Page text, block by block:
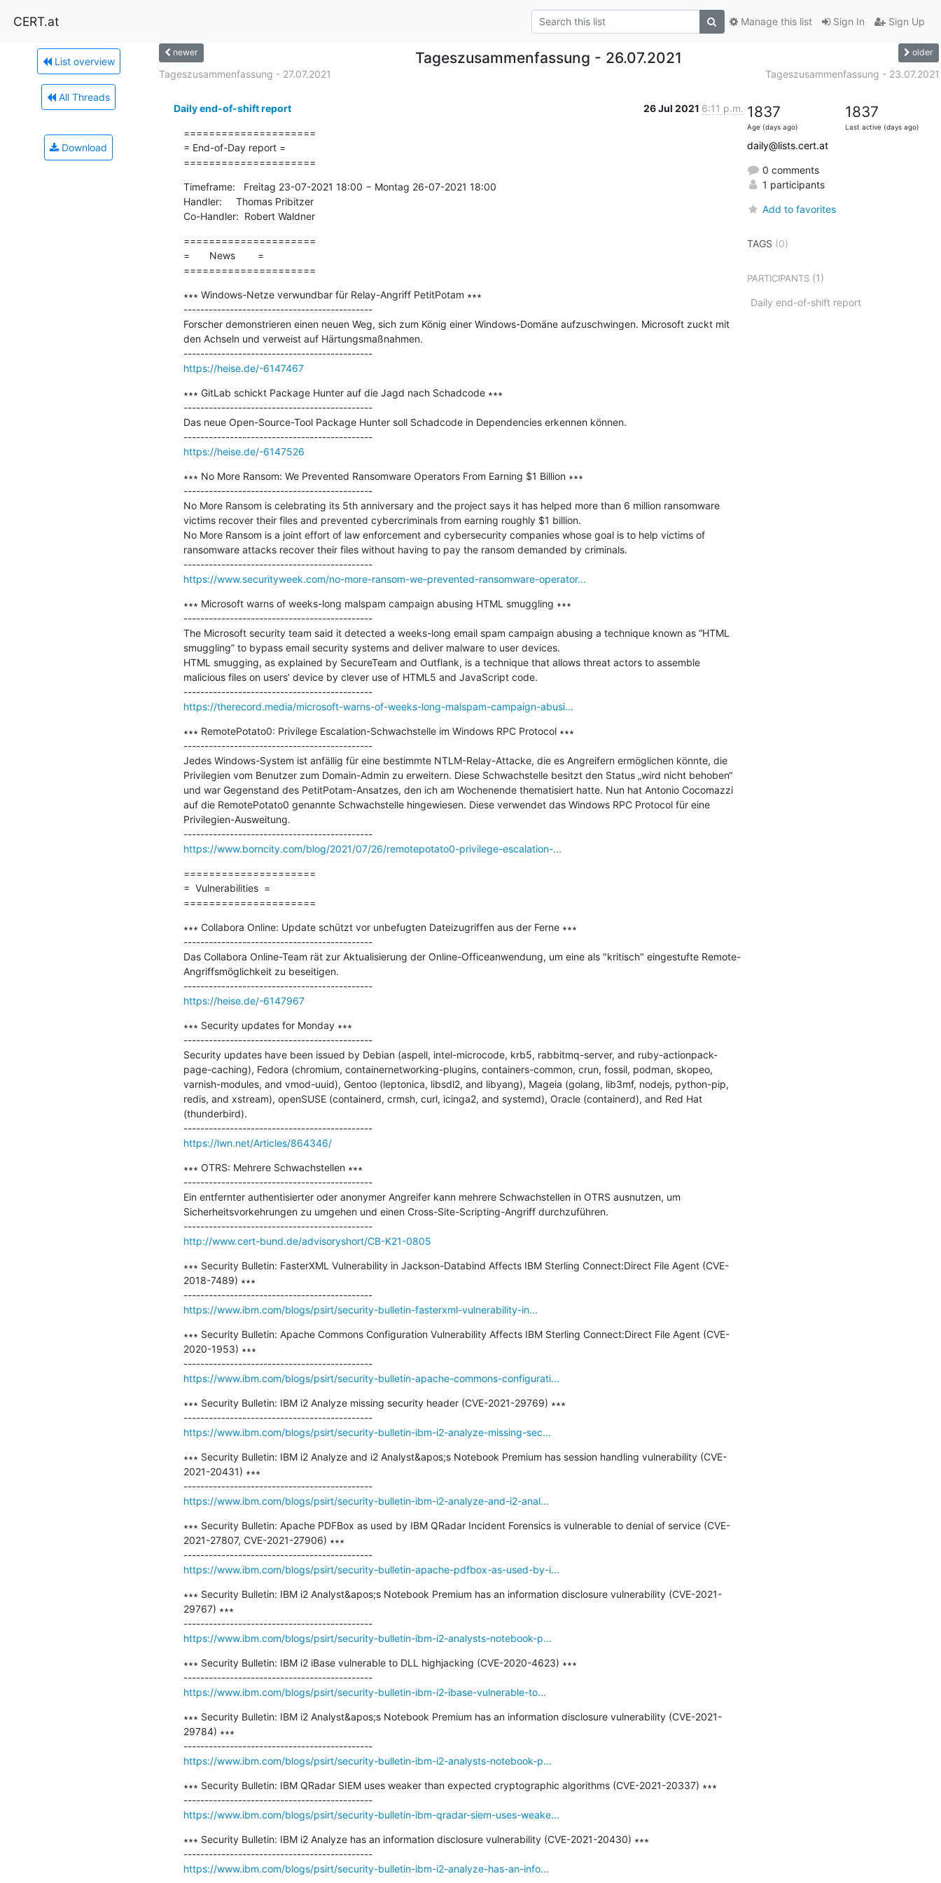
CERT.at Sign In Sign Up
Manage this list
List overview
All Threads
Download
newer Tageszusammenfassung - 26.07.2021 older
Tageszusammenfassung - 27.07.2021 Tageszusammenfassung - 23.07.2021
Daily end-of-shift report 26 Jul 2021 6:11 p.m.
=====================
= End-of-Day report =
=====================
Timeframe:   Freitag 23-07-2021 18:00 − Montag 26-07-2021 18:00
Handler:     Thomas Pribitzer
Co-Handler:  Robert Waldner
=====================
=       News        =
=====================
∗∗∗ Windows-Netze verwundbar für Relay-Angriff PetitPotam ∗∗∗
---------------------------------------------
Forscher demonstrieren einen neuen Weg, sich zum König einer Windows-Domäne aufzuschwingen. Microsoft zuckt mit
den Achseln und verweist auf Härtungsmaßnahmen.
---------------------------------------------
https://heise.de/-6147467
∗∗∗ GitLab schickt Package Hunter auf die Jagd nach Schadcode ∗∗∗
---------------------------------------------
Das neue Open-Source-Tool Package Hunter soll Schadcode in Dependencies erkennen können.
---------------------------------------------
https://heise.de/-6147526
∗∗∗ No More Ransom: We Prevented Ransomware Operators From Earning $1 Billion ∗∗∗
---------------------------------------------
No More Ransom is celebrating its 5th anniversary and the project says it has helped more than 6 million ransomware
victims recover their files and prevented cybercriminals from earning roughly $1 billion.
No More Ransom is a joint effort of law enforcement and cybersecurity companies whose goal is to help victims of
ransomware attacks recover their files without having to pay the ransom demanded by criminals.
---------------------------------------------
https://www.securityweek.com/no-more-ransom-we-prevented-ransomware-operator...
∗∗∗ Microsoft warns of weeks-long malspam campaign abusing HTML smuggling ∗∗∗
---------------------------------------------
The Microsoft security team said it detected a weeks-long email spam campaign abusing a technique known as “HTML
smuggling” to bypass email security systems and deliver malware to user devices.
HTML smugging, as explained by SecureTeam and Outflank, is a technique that allows threat actors to assemble
malicious files on users’ device by clever use of HTML5 and JavaScript code.
---------------------------------------------
https://therecord.media/microsoft-warns-of-weeks-long-malspam-campaign-abusi...
∗∗∗ RemotePotato0: Privilege Escalation-Schwachstelle im Windows RPC Protocol ∗∗∗
---------------------------------------------
Jedes Windows-System ist anfällig für eine bestimmte NTLM-Relay-Attacke, die es Angreifern ermöglichen könnte, die
Privilegien vom Benutzer zum Domain-Admin zu erweitern. Diese Schwachstelle besitzt den Status „wird nicht behoben“
und war Gegenstand des PetitPotam-Ansatzes, den ich am Wochenende thematisiert hatte. Nun hat Antonio Cocomazzi
auf die RemotePotato0 genannte Schwachstelle hingewiesen. Diese verwendet das Windows RPC Protocol für eine
Privilegien-Ausweitung.
---------------------------------------------
https://www.borncity.com/blog/2021/07/26/remotepotato0-privilege-escalation-...
=====================
=  Vulnerabilities  =
=====================
∗∗∗ Collabora Online: Update schützt vor unbefugten Dateizugriffen aus der Ferne ∗∗∗
---------------------------------------------
Das Collabora Online-Team rät zur Aktualisierung der Online-Officeanwendung, um eine als "kritisch" eingestufte Remote-
Angriffsmöglichkeit zu beseitigen.
---------------------------------------------
https://heise.de/-6147967
∗∗∗ Security updates for Monday ∗∗∗
---------------------------------------------
Security updates have been issued by Debian (aspell, intel-microcode, krb5, rabbitmq-server, and ruby-actionpack-
page-caching), Fedora (chromium, containernetworking-plugins, containers-common, crun, fossil, podman, skopeo,
varnish-modules, and vmod-uuid), Gentoo (leptonica, libsdl2, and libyang), Mageia (golang, lib3mf, nodejs, python-pip,
redis, and xstream), openSUSE (containerd, crmsh, curl, icinga2, and systemd), Oracle (containerd), and Red Hat
(thunderbird).
---------------------------------------------
https://lwn.net/Articles/864346/
∗∗∗ OTRS: Mehrere Schwachstellen ∗∗∗
---------------------------------------------
Ein entfernter authentisierter oder anonymer Angreifer kann mehrere Schwachstellen in OTRS ausnutzen, um
Sicherheitsvorkehrungen zu umgehen und einen Cross-Site-Scripting-Angriff durchzuführen.
---------------------------------------------
http://www.cert-bund.de/advisoryshort/CB-K21-0805
∗∗∗ Security Bulletin: FasterXML Vulnerability in Jackson-Databind Affects IBM Sterling Connect:Direct File Agent (CVE-
2018-7489) ∗∗∗
---------------------------------------------
https://www.ibm.com/blogs/psirt/security-bulletin-fasterxml-vulnerability-in...
∗∗∗ Security Bulletin: Apache Commons Configuration Vulnerability Affects IBM Sterling Connect:Direct File Agent (CVE-
2020-1953) ∗∗∗
---------------------------------------------
https://www.ibm.com/blogs/psirt/security-bulletin-apache-commons-configurati...
∗∗∗ Security Bulletin: IBM i2 Analyze missing security header (CVE-2021-29769) ∗∗∗
---------------------------------------------
https://www.ibm.com/blogs/psirt/security-bulletin-ibm-i2-analyze-missing-sec...
∗∗∗ Security Bulletin: IBM i2 Analyze and i2 Analyst&apos;s Notebook Premium has session handling vulnerability (CVE-
2021-20431) ∗∗∗
---------------------------------------------
https://www.ibm.com/blogs/psirt/security-bulletin-ibm-i2-analyze-and-i2-anal...
∗∗∗ Security Bulletin: Apache PDFBox as used by IBM QRadar Incident Forensics is vulnerable to denial of service (CVE-
2021-27807, CVE-2021-27906) ∗∗∗
---------------------------------------------
https://www.ibm.com/blogs/psirt/security-bulletin-apache-pdfbox-as-used-by-i...
∗∗∗ Security Bulletin: IBM i2 Analyst&apos;s Notebook Premium has an information disclosure vulnerability (CVE-2021-
29767) ∗∗∗
---------------------------------------------
https://www.ibm.com/blogs/psirt/security-bulletin-ibm-i2-analysts-notebook-p...
∗∗∗ Security Bulletin: IBM i2 iBase vulnerable to DLL highjacking (CVE-2020-4623) ∗∗∗
---------------------------------------------
https://www.ibm.com/blogs/psirt/security-bulletin-ibm-i2-ibase-vulnerable-to...
∗∗∗ Security Bulletin: IBM i2 Analyst&apos;s Notebook Premium has an information disclosure vulnerability (CVE-2021-
29784) ∗∗∗
---------------------------------------------
https://www.ibm.com/blogs/psirt/security-bulletin-ibm-i2-analysts-notebook-p...
∗∗∗ Security Bulletin: IBM QRadar SIEM uses weaker than expected cryptographic algorithms (CVE-2021-20337) ∗∗∗
---------------------------------------------
https://www.ibm.com/blogs/psirt/security-bulletin-ibm-qradar-siem-uses-weake...
∗∗∗ Security Bulletin: IBM i2 Analyze has an information disclosure vulnerability (CVE-2021-20430) ∗∗∗
---------------------------------------------
https://www.ibm.com/blogs/psirt/security-bulletin-ibm-i2-analyze-has-an-info...
1837
Age (days ago)
1837
Last active (days ago)
daily@lists.cert.at
0 comments
1 participants
Add to favorites
TAGS (0)
PARTICIPANTS(1)
Daily end-of-shift report